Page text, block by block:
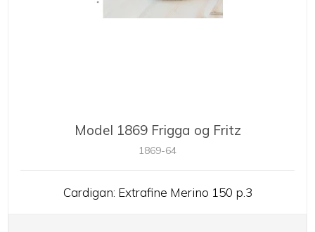
Model 1869 Frigga og Fritz
1869-64
Cardigan: Extrafine Merino 150 p.3